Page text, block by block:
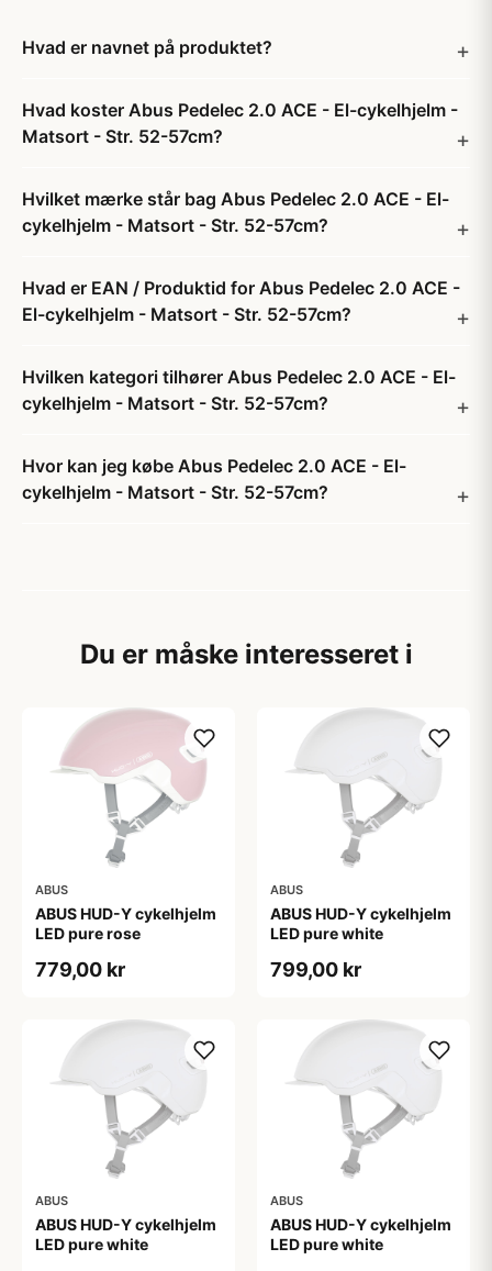
Hvad er navnet på produktet?
Hvad koster Abus Pedelec 2.0 ACE - El-cykelhjelm -
Matsort - Str. 52-57cm?
Hvilket mærke står bag Abus Pedelec 2.0 ACE - El-
cykelhjelm - Matsort - Str. 52-57cm?
Hvad er EAN / Produktid for Abus Pedelec 2.0 ACE -
El-cykelhjelm - Matsort - Str. 52-57cm?
Hvilken kategori tilhører Abus Pedelec 2.0 ACE - El-
cykelhjelm - Matsort - Str. 52-57cm?
Hvor kan jeg købe Abus Pedelec 2.0 ACE - El-
cykelhjelm - Matsort - Str. 52-57cm?
Du er måske interesseret i
ABUS
ABUS HUD-Y cykelhjelm
LED pure rose
779,00 kr
ABUS
ABUS HUD-Y cykelhjelm
LED pure white
799,00 kr
ABUS
ABUS HUD-Y cykelhjelm
LED pure white
ABUS
ABUS HUD-Y cykelhjelm
LED pure white